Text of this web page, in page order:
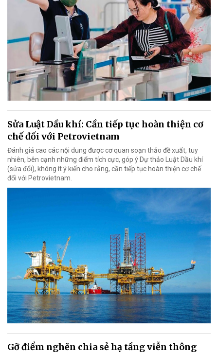
Sửa Luật Dầu khí: Cần tiếp tục hoàn thiện cơ
chế đối với Petrovietnam
Đánh giá cao các nội dung được cơ quan soạn thảo đề xuất, tuy
nhiên, bên cạnh những điểm tích cực, góp ý Dự thảo Luật Dầu khí
(sửa đổi), không ít ý kiến cho rằng, cần tiếp tục hoàn thiện cơ chế
đối với Petrovietnam.
Gỡ điểm nghẽn chia sẻ hạ tầng viễn thông